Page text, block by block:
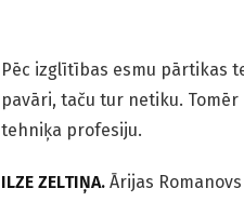
Pēc izglītības esmu pārtikas
pavāri, taču tur netiku.
tehniķa profesiju.
ILZE ZELTIŅA. Ārijas